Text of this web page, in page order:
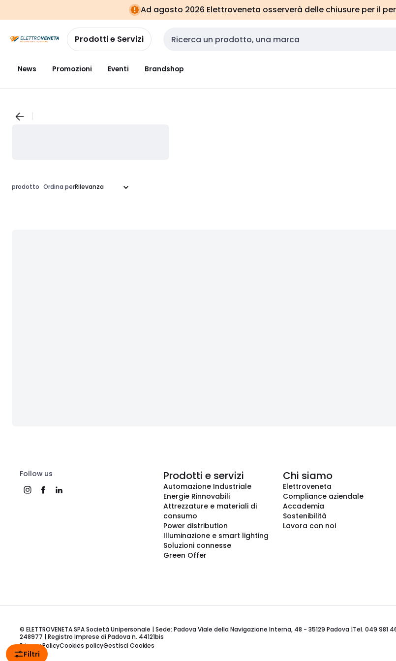
navigazionealla
pagina
Ad agosto 2026 Elettroveneta osserverà delle chiusure per il
Prodotti e Servizi Cerca input
News Promozioni Eventi Brandshop
Filtri
prodotto Ordina per
Follow us Prodotti e servizi
Automazione Industriale
Energie Rinnovabili
Attrezzature e materiali di
consumo
Power distribution
Illuminazione e smart lighting
Soluzioni connesse
Green Offer
Chi siamo
Elettroveneta
Compliance aziendale
Accademia
Sostenibilità
Lavora con noi
© ELETTROVENETA SPA Società Unipersonale | Sede: Padova Viale della Navigazione Interna, 48 - 35129 Padova |Tel. 049 981
248977 | Registro Imprese di Padova n. 44121bis
Privacy PolicyCookies policyGestisci Cookies